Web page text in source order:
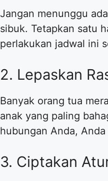
Jangan menunggu
sibuk. Tetapkan satu
perlakukan jadwal ini
2. Lepaskan
Banyak orang tua
anak yang paling
hubungan Anda,
3. Ciptakan